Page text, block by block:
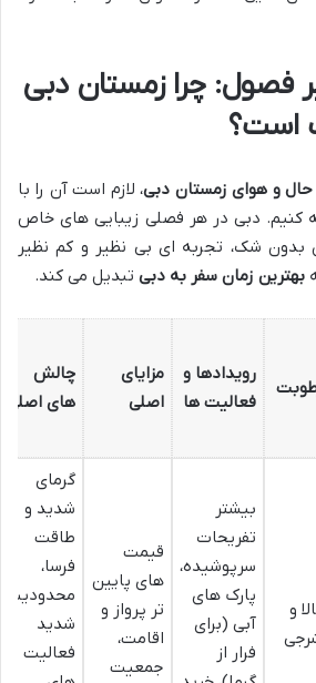
فصول: چرا زمستان دبی
است؟
حال و هوای زمستان دبی، لازم است آن را با
کنیم. دبی در هر فصلی زیبایی های خاص
بدون شک، تجربه ای بی نظیر و کم نظیر
بهترین زمان سفر به دبی تبدیل می کند.
رویدادها و
فعالیت ها
مزایای
اصلی
چالش
های اصلی
و
بیشتر
تفریحات
سرپوشیده،
پارک های
آبی (برای
فرار از
قیمت
های پایین
تر پرواز و
اقامت،
جمعیت
گرمای
شدید و
طاقت
فرسا،
محدودیت
شدید
فعالیت